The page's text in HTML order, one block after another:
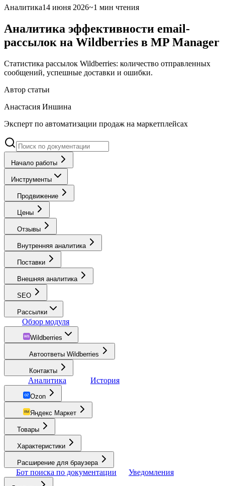
Аналитика14 июня 2026~1 мин чтения
Аналитика эффективности email-
рассылок на Wildberries в MP Manager
Статистика рассылок Wildberries: количество отправленных
сообщений, успешные доставки и ошибки.
Автор статьи
Анастасия Иншина
Эксперт по автоматизации продаж на маркетплейсах
Начало работы
Инструменты
Продвижение
Цены
Отзывы
Внутренняя аналитика
Поставки
Внешняя аналитика
SEO
Рассылки
Обзор модуля
Wildberries
Автоответы Wildberries
Контакты
Аналитика История
Ozon
Яндекс Маркет
Товары
Характеристики
Расширение для браузера
Бот поиска по документации Уведомления